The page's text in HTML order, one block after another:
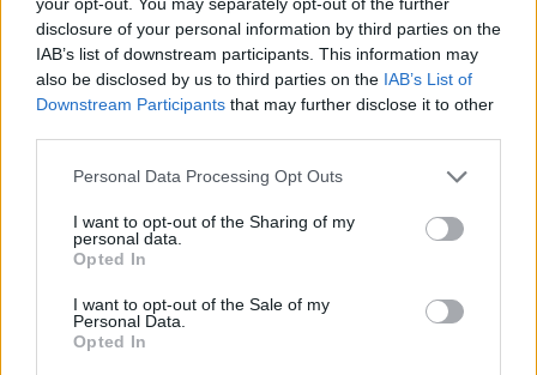
disclosure of your personal information by third parties on the
IAB’s list of downstream participants. This information may
also be disclosed by us to third parties on the IAB’s List of
Downstream Participants that may further disclose it to other
Please note that this website/app uses one or more Google
not limited to your visit or usage behaviour. You may click to
grant or deny consent to Google and its third-party tags to
use your data for below specified purposes in below Google
consent section.
Personal Data Processing Opt Outs
I want to opt-out of the Sharing of my
personal data.
Opted In
I want to opt-out of the Sale of my
Personal Data.
Opted In
Algomint? Questa piattaforma consentirà agli utenti di
impegnarsi in operazioni di trading, invio e ricezione,
investimento, staking, prestito, prestito e rendimento sul
campo con un miglioramento di46.000transazioni al
secondo.
A causa della velocità di elaborazione relativamente più
veloce di Algorand, i costi di transazione saranno previsti a
quando Algomint raggiungerà la piena funzionalità
terzo trimestre del 2021. Una volta lanciata, la piattaforma
offrirà supporto per